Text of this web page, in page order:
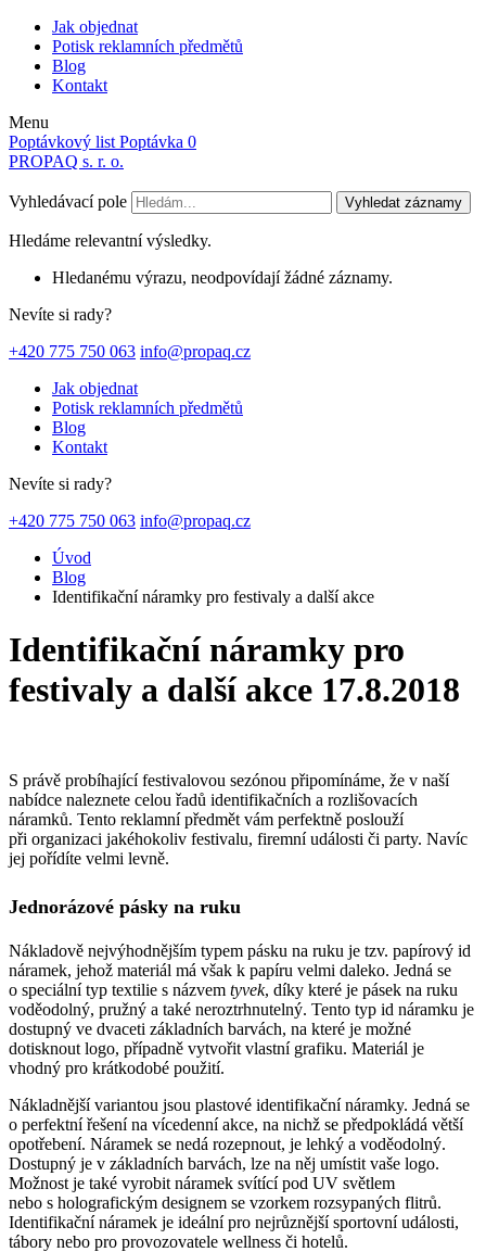
Jak objednat
Potisk reklamních předmětů
Blog
Kontakt
Menu
Poptávkový list Poptávka 0
PROPAQ s. r. o.
Vyhledávací pole Vyhledat záznamy
Hledáme relevantní výsledky.
Hledanému výrazu, neodpovídají žádné záznamy.
Nevíte si rady?
+420 775 750 063 info@propaq.cz
Jak objednat
Potisk reklamních předmětů
Blog
Kontakt
Nevíte si rady?
+420 775 750 063 info@propaq.cz
Úvod
Blog
Identifikační náramky pro festivaly a další akce
Identifikační náramky pro
festivaly a další akce 17.8.2018
S právě probíhající festivalovou sezónou připomínáme, že v naší
nabídce naleznete celou řadů identifikačních a rozlišovacích
náramků. Tento reklamní předmět vám perfektně poslouží
při organizaci jakéhokoliv festivalu, firemní události či party. Navíc
jej pořídíte velmi levně.
Jednorázové pásky na ruku
Nákladově nejvýhodnějším typem pásku na ruku je tzv. papírový id
náramek, jehož materiál má však k papíru velmi daleko. Jedná se
o speciální typ textilie s názvem tyvek, díky které je pásek na ruku
voděodolný, pružný a také neroztrhnutelný. Tento typ id náramku je
dostupný ve dvaceti základních barvách, na které je možné
dotisknout logo, případně vytvořit vlastní grafiku. Materiál je
vhodný pro krátkodobé použití.
Nákladnější variantou jsou plastové identifikační náramky. Jedná se
o perfektní řešení na vícedenní akce, na nichž se předpokládá větší
opotřebení. Náramek se nedá rozepnout, je lehký a voděodolný.
Dostupný je v základních barvách, lze na něj umístit vaše logo.
Možnost je také vyrobit náramek svítící pod UV světlem
nebo s holografickým designem se vzorkem rozsypaných flitrů.
Identifikační náramek je ideální pro nejrůznější sportovní události,
tábory nebo pro provozovatele wellness či hotelů.